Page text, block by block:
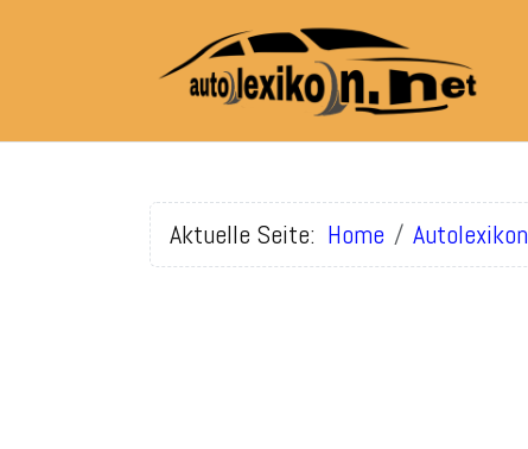
Aktuelle Seite: Home Autolexikon